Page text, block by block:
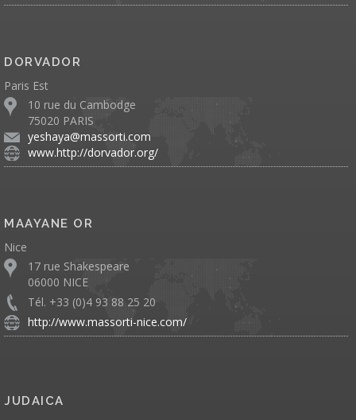
DORVADOR
Paris Est
10 rue du Cambodge
75020 PARIS
yeshaya@massorti.com
www.http://dorvador.org/
MAAYANE OR
Nice
17 rue Shakespeare
06000 NICE
Tél. +33 (0)4 93 88 25 20
http://www.massorti-nice.com/
JUDAICA